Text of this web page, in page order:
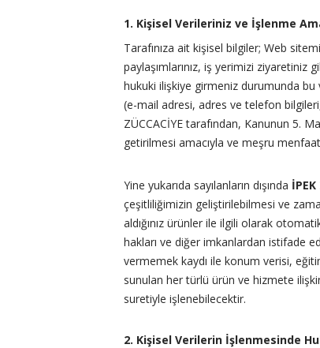
1. Kişisel Verileriniz ve İşlenme
Tarafınıza ait kişisel bilgiler; Web
paylaşımlarınız, iş yerimizi ziyaretiniz
hukuki ilişkiye girmeniz durumunda
(e-mail adresi, adres ve telefon
ZÜCCACİYE tarafından, Kanunun 5.
getirilmesi amacıyla ve meşru
Yine yukarıda sayılanların dışında İPEK
çeşitliliğimizin geliştirilebilmesi ve
aldığınız ürünler ile ilgili olarak
hakları ve diğer imkanlardan istifade
vermemek kaydı ile konum verisi,
sunulan her türlü ürün ve hizmete
suretiyle işlenebilecektir.
2. Kişisel Verilerin İşlenmesinde